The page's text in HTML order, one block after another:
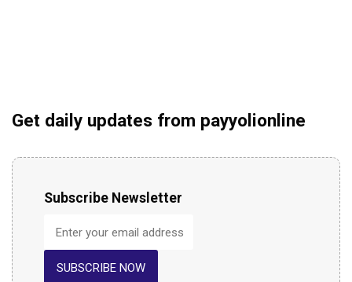
Get daily updates from payyolionline
Subscribe Newsletter
SUBSCRIBE NOW